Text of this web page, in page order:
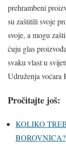
prehrambeni
su zaštitili svoje
svoje, a mogu
čuju glas
svaku vlast u
Udruženja voćara
Pročitajte još:
KOLIKO
BOROVNICA?